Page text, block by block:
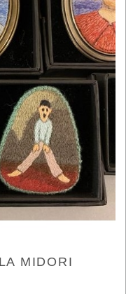
MIDORI